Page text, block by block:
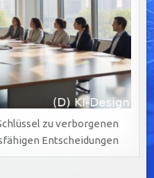
zu verborgenen
Entscheidungen